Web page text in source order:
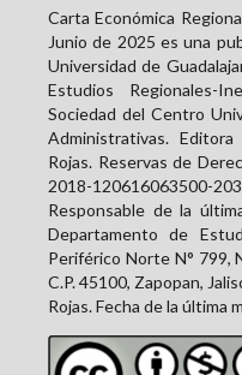
Carta Económica
Junio de 2025 es una
Universidad de
Estudios Regionales-
Sociedad del Centro
Administrativas.
Rojas. Reservas de
2018-120616063500-
Responsable de la
Departamento de
Periférico Norte N° 799,
C.P. 45100, Zapopan,
Rojas. Fecha de la última